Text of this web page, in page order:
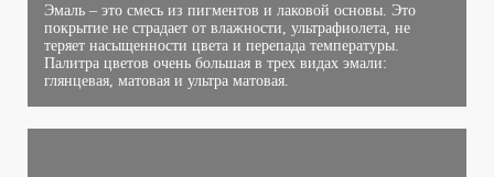
Эмаль – это смесь из пигментов и лаковой основы. Это
покрытие не страдает от влажности, ультрафиолета, не
теряет насыщенности цвета и перепада температуры.
Палитра цветов очень большая в трех видах эмали:
глянцевая, матовая и ультра матовая.